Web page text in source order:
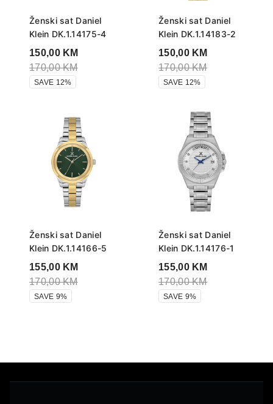
Ženski sat Daniel
Klein DK.1.14175-4
150,00 KM
170,00KM
SAVE 12%
Ženski sat Daniel
Klein DK.1.14183-2
150,00 KM
170,00KM
SAVE 12%
Ženski sat Daniel
Klein DK.1.14166-5
155,00 KM
170,00KM
SAVE 9%
Ženski sat Daniel
Klein DK.1.14176-1
155,00 KM
170,00KM
SAVE 9%